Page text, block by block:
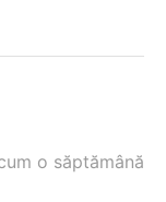
o săptămână